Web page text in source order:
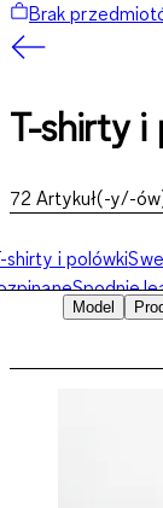
Brak
T-shirty i
72 Artykuł(-y/-
shirty i polówki
Spodnie
Koszule
Model